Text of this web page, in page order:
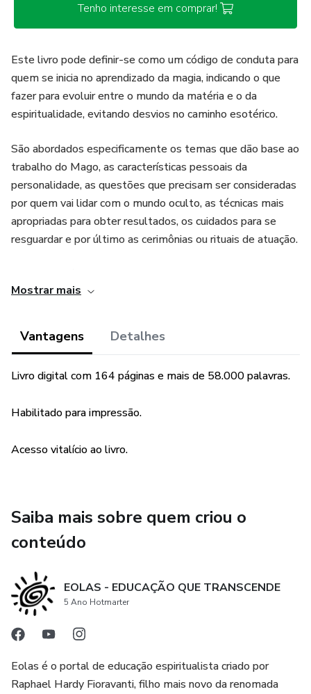
Tenho interesse em comprar!
Este livro pode definir-se como um código de conduta para
quem se inicia no aprendizado da magia, indicando o que
fazer para evoluir entre o mundo da matéria e o da
espiritualidade, evitando desvios no caminho esotérico.
São abordados especificamente os temas que dão base ao
trabalho do Mago, as características pessoais da
personalidade, as questões que precisam ser consideradas
por quem vai lidar com o mundo oculto, as técnicas mais
apropriadas para obter resultados, os cuidados para se
resguardar e por último as cerimônias ou rituais de atuação.
seu desenvolvimento enquanto vive uma vida normal,
Mostrar mais
Vantagens Detalhes
Livro digital com 164 páginas e mais de 58.000 palavras.
Habilitado para impressão.
Acesso vitalício ao livro.
Saiba mais sobre quem criou o
conteúdo
EOLAS - EDUCAÇÃO QUE TRANSCENDE
5 Ano Hotmarter
Eolas é o portal de educação espiritualista criado por
Raphael Hardy Fioravanti, filho mais novo da renomada